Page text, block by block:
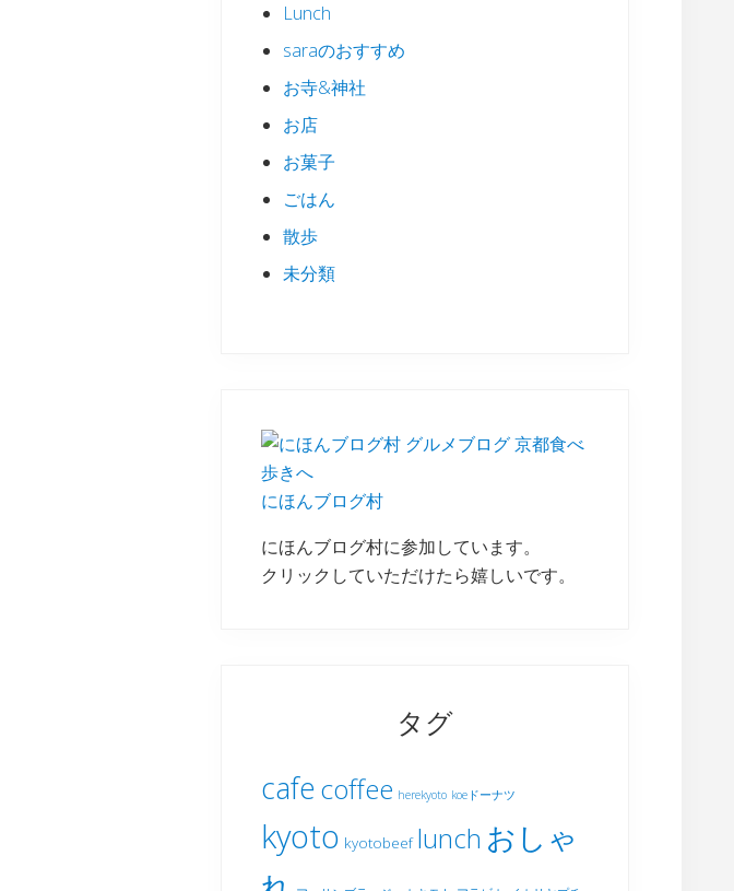
Lunch
saraのおすすめ
お寺&神社
お店
お菓子
ごはん
散歩
未分類
にほんブログ村
にほんブログ村に参加しています。
クリックしていただけたら嬉しいです。
タグ
cafe coffee herekyoto koeドーナツ
kyoto kyotobeef lunch おしゃ